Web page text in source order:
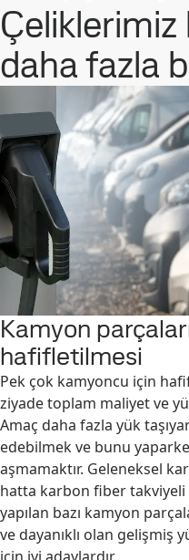
Çeliklerimiz
daha fazla
Kamyon
hafifletilmesi
Pek çok kamyoncu için
ziyade toplam maliyet ve
Amaç daha fazla yük
edebilmek ve bunu
aşmamaktır. Geleneksel
hatta karbon fiber takviyeli
yapılan bazı kamyon
ve dayanıklı olan gelişmiş